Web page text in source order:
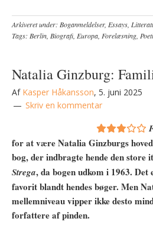
Arkiveret under: Boganmeldelser, Essays
Tags: Berlin Biografi Europa Forelæsning
Natalia Ginzburg:
Af Kasper Håkansson, 5. juni 2025
Skriv en kommentar
for at være Natalia Ginzburgs
bog, der indbragte hende den store
Strega, da bogen udkom i 1963.
favorit blandt hendes bøger. Men
mellemniveau vipper ikke desto
forfattere af pinden.